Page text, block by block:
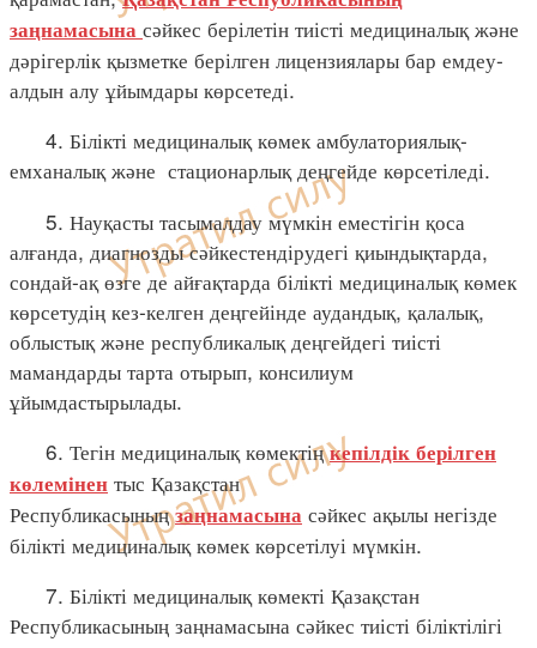
заңнамасына сәйкес берілетін тиісті медициналық және
дәрігерлік қызметке берілген лицензиялары бар емдеу-
алдын алу ұйымдары көрсетеді.
4. Білікті медициналық көмек амбулаториялық-
емханалық және стационарлық деңгейде көрсетіледі.
5. Науқасты тасымалдау мүмкін еместігін қоса
алғанда, диагнозды сәйкестендірудегі қиындықтарда,
сондай-ақ өзге де айғақтарда білікті медициналық көмек
көрсетудің кез-келген деңгейінде аудандық, қалалық,
облыстық және республикалық деңгейдегі тиісті
мамандарды тарта отырып, консилиум
ұйымдастырылады.
6. Тегін медициналық көмектіңкепілдік берілген
көлемінен тыс Қазақстан
Республикасыныңзаңнамасына сәйкес ақылы негізде
білікті медициналық көмек көрсетілуі мүмкін.
7. Білікті медициналық көмекті Қазақстан
Республикасының заңнамасына сәйкес тиісті біліктілігі